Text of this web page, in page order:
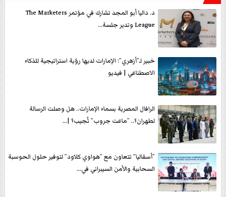
د. داليا أبو المجد تشارك في مؤتمر The Marketers
League وتدير جلسة...
خبير لـ”أزهري”: الإمارات لديها رؤية استراتيجية للذكاء
الاصطناعي | فيديو
الرافال المصرية بسماء الإمارات.. هل وصلت الرسالة
لطهران؟.. ”ماعت جروب” تُجيب؟ |...
”أسفاليا” تتعاون مع ”هواوي كلاود” لتوفير حلول الحوسبة
السحابية والأمن السيبراني في...